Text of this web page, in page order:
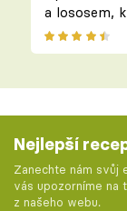
a lososem,
Nejlepší
Zanechte nám svůj
vás upozorníme na
z našeho webu.